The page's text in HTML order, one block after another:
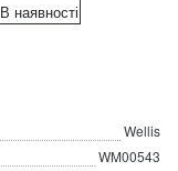
В наявності
Wellis
WM00543